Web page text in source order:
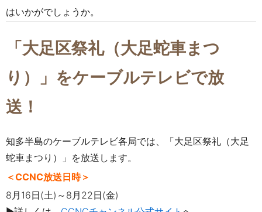
はいかがでしょうか。
「大足区祭礼（大足蛇車まつ
り）
」をケーブルテレビで放
送！
知多半島のケーブルテレビ各局では、「大足区祭礼（大足
蛇車まつり）
」を放送します。
＜CCNC放送日時＞
8月16日(土)～8月22日(金)